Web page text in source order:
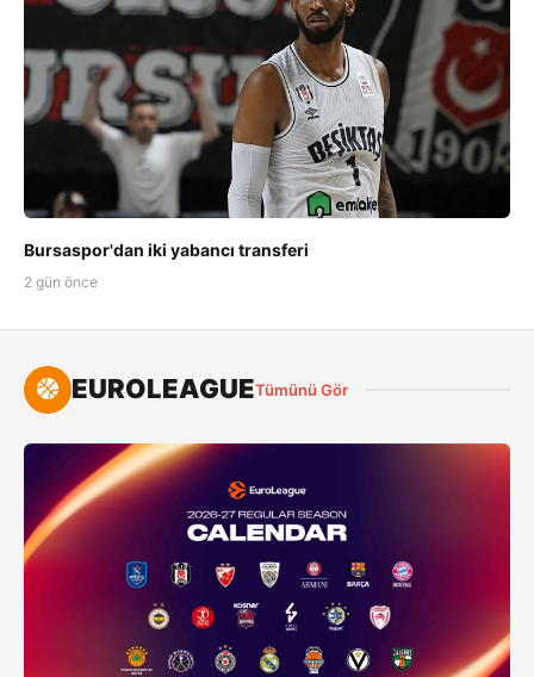
Bursaspor'dan iki yabancı transferi
2 gün önce
EUROLEAGUETümünü Gör